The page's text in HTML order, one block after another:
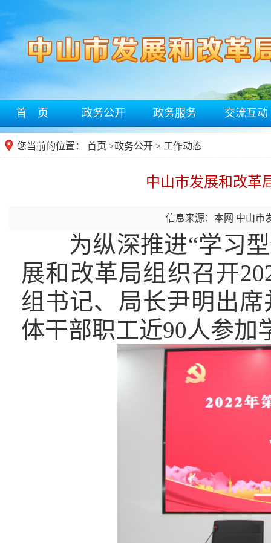
首 页 政务公开 政务服务 交流互动
您当前的位置： 首页 >政务公开 > 工作动态
中山市发展和改革
信息来源：本网 中山市
为纵深推进“学习型
展和改革局组织召开
组书记、局长尹明出
体干部职工近90人参加